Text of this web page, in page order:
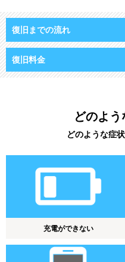
復旧までの流れ
復旧料金
どのよ
どのような症
充電ができない